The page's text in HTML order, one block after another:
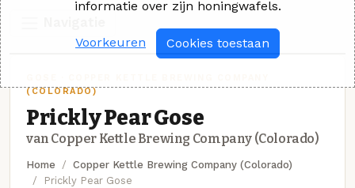
(COLORADO)
Prickly Pear Gose
van Copper Kettle Brewing Company (Colorado)
Home
Copper Kettle Brewing Company (Colorado)
Prickly Pear Gose
informatie over zijn honingwafels.
Voorkeuren Cookies toestaan